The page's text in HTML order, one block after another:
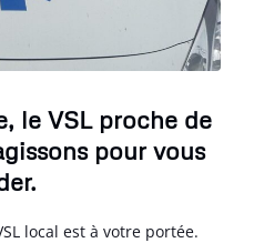
le VSL proche de
pour vous
local est à votre portée.